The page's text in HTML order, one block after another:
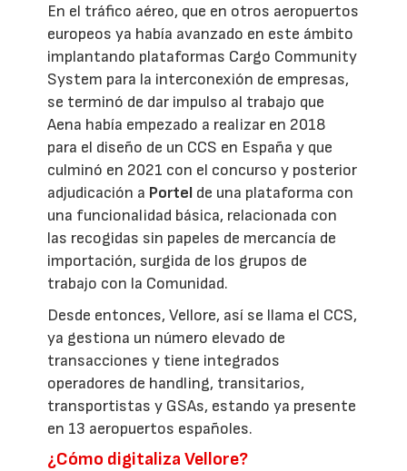
En el tráfico aéreo, que en otros aeropuertos
europeos ya había avanzado en este ámbito
implantando plataformas Cargo Community
System para la interconexión de empresas,
se terminó de dar impulso al trabajo que
Aena había empezado a realizar en 2018
para el diseño de un CCS en España y que
culminó en 2021 con el concurso y posterior
adjudicación a Portel de una plataforma con
una funcionalidad básica, relacionada con
las recogidas sin papeles de mercancía de
importación, surgida de los grupos de
trabajo con la Comunidad.
Desde entonces, Vellore, así se llama el CCS,
ya gestiona un número elevado de
transacciones y tiene integrados
operadores de handling, transitarios,
transportistas y GSAs, estando ya presente
en 13 aeropuertos españoles.
¿Cómo digitaliza Vellore?